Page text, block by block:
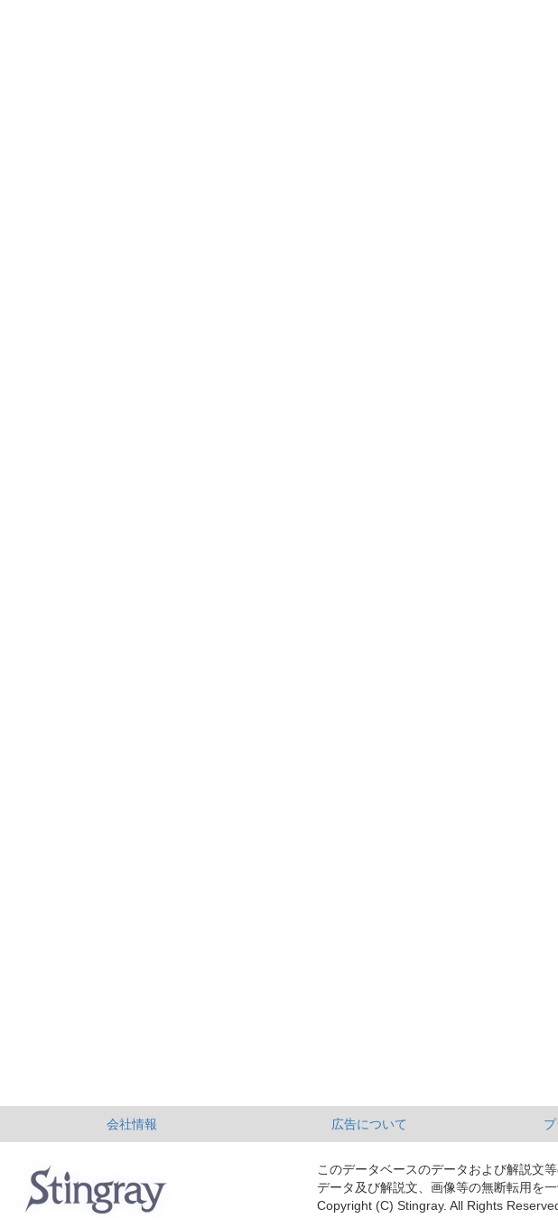
会社情報 広告について
このデータベースのデータおよび解説文
データ及び解説文、画像等の無断転用を一
Copyright (C) Stingray. All Rights